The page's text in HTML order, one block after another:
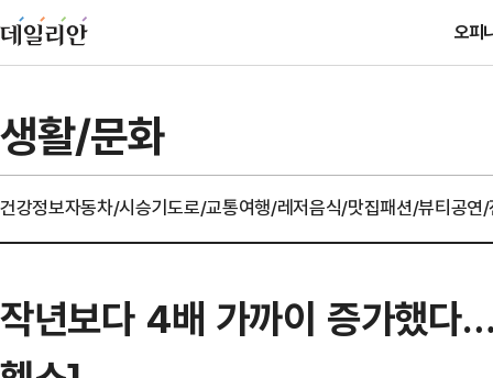
오피
생활/문화
건강정보자동차/시승기도로/교통여행/레저음식/맛집패션/뷰티공연
작년보다 4배 가까이 증가했다